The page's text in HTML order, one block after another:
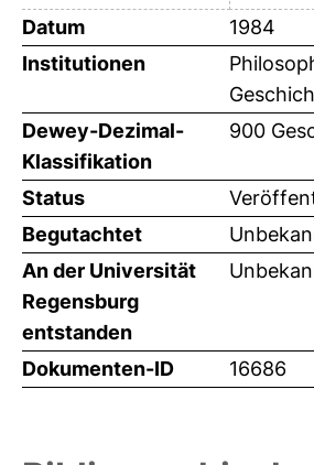
Datum
1984
Institutionen
Dewey-Dezimal-
Klassifikation
900
Status
Begutachtet
An der Universität
Regensburg
entstanden
Dokumenten-ID 16686